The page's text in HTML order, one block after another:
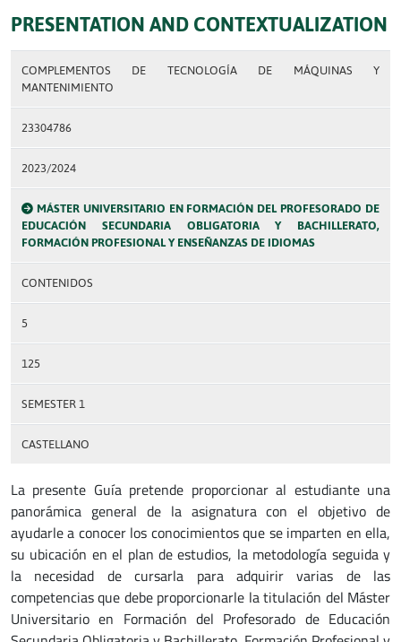
PRESENTATION AND CONTEXTUALIZATION
COMPLEMENTOS DE TECNOLOGÍA DE MÁQUINAS Y
MANTENIMIENTO
23304786
2023/2024
MÁSTER UNIVERSITARIO EN FORMACIÓN DEL PROFESORADO DE
EDUCACIÓN SECUNDARIA OBLIGATORIA Y BACHILLERATO,
FORMACIÓN PROFESIONAL Y ENSEÑANZAS DE IDIOMAS
CONTENIDOS
5
125
SEMESTER 1
CASTELLANO
La presente Guía pretende proporcionar al estudiante una
panorámica general de la asignatura con el objetivo de
ayudarle a conocer los conocimientos que se imparten en ella,
su ubicación en el plan de estudios, la metodología seguida y
la necesidad de cursarla para adquirir varias de las
competencias que debe proporcionarle la titulación del Máster
Universitario en Formación del Profesorado de Educación